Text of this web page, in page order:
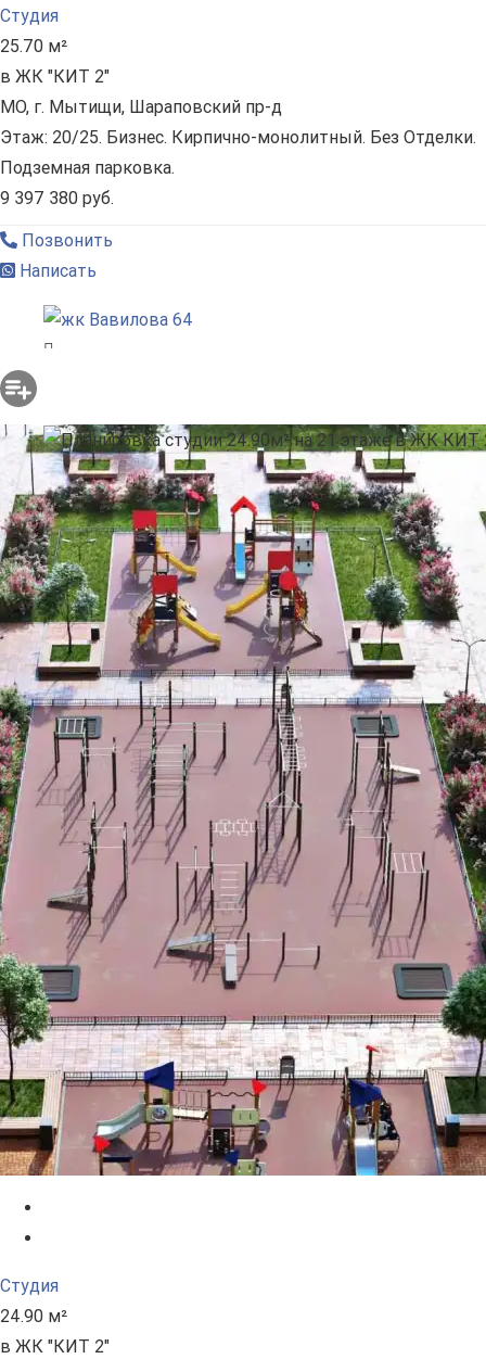
Студия
25.70 м²
в ЖК "КИТ 2"
МО, г. Мытищи, Шараповский пр-д
Этаж: 20/25. Бизнес. Кирпично-монолитный. Без Отделки.
Подземная парковка.
9 397 380 руб.
Позвонить
Написать
Студия
24.90 м²
в ЖК "КИТ 2"